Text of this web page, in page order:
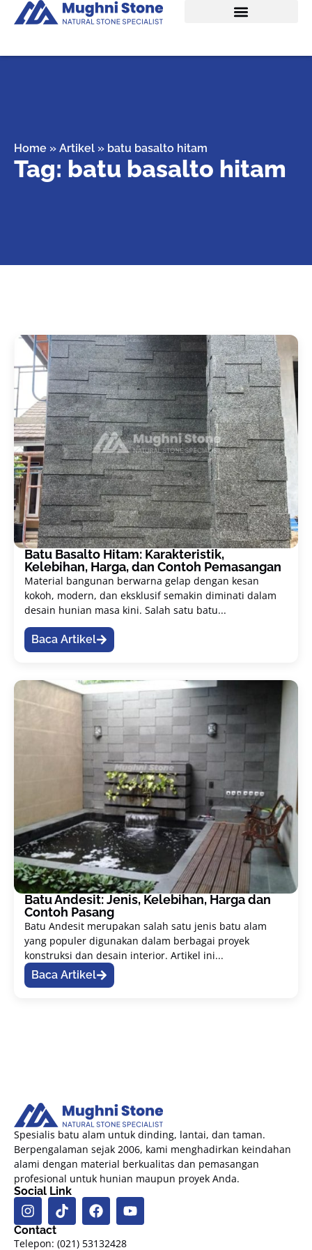
Home » Artikel » batu basalto hitam
Tag: batu basalto hitam
Batu Basalto Hitam: Karakteristik,
Kelebihan, Harga, dan Contoh Pemasangan
Material bangunan berwarna gelap dengan kesan
kokoh, modern, dan eksklusif semakin diminati dalam
desain hunian masa kini. Salah satu batu...
Baca Artikel
Batu Andesit: Jenis, Kelebihan, Harga dan
Contoh Pasang
Batu Andesit merupakan salah satu jenis batu alam
yang populer digunakan dalam berbagai proyek
konstruksi dan desain interior. Artikel ini...
Baca Artikel
Spesialis batu alam untuk dinding, lantai, dan taman.
Berpengalaman sejak 2006, kami menghadirkan keindahan
alami dengan material berkualitas dan pemasangan
profesional untuk hunian maupun proyek Anda.
Social Link
Contact
Telepon: (021) 53132428